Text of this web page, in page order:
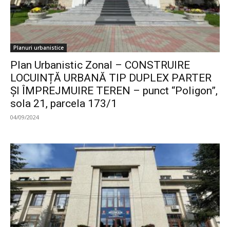
Planuri urbanistice
Plan Urbanistic Zonal – CONSTRUIRE
LOCUINȚĂ URBANĂ TIP DUPLEX PARTER
ȘI ÎMPREJMUIRE TEREN – punct “Poligon”,
sola 21, parcela 173/1
04/09/2024